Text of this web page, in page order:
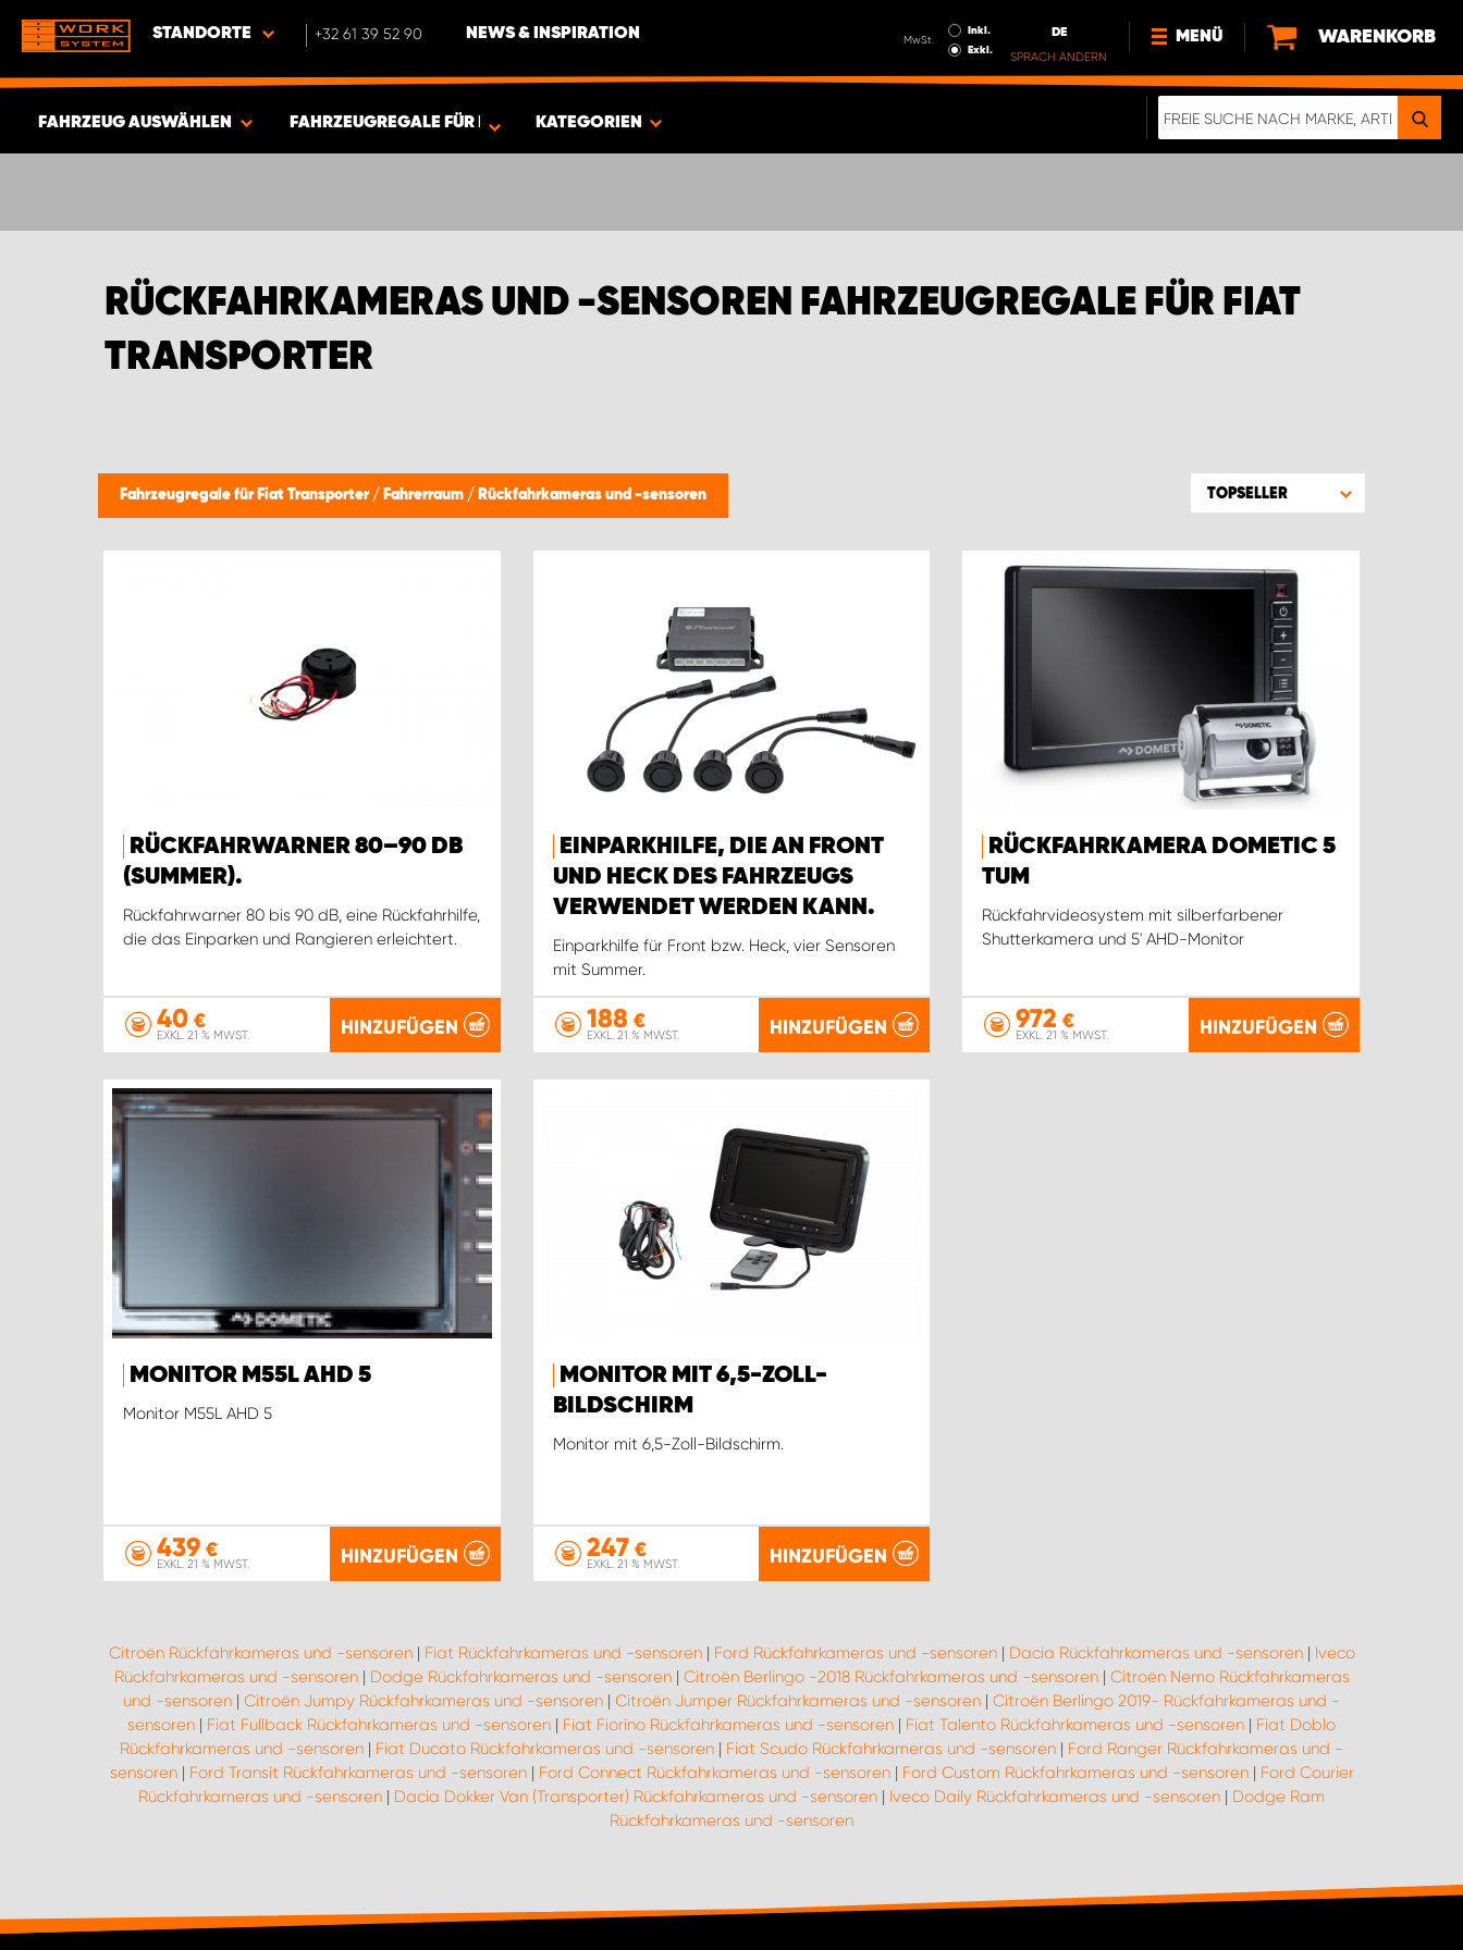
STANDORTE +32 61 39 52 90 NEWS & INSPIRATION MwSt.
Inkl.
Exkl.
DE
SPRACH ÄNDERN
MENÜ
NEWS
WARENKORB
FAHRZEUG AUSWÄHLEN
ARTIKEL
FAHRZEUGREGALE FÜR FIAT TRANSPORTER
KATEGORIEN
RÜCKFAHRKAMERAS UND -SENSOREN FAHRZEUGREGALE FÜR FIAT
TRANSPORTER
Fahrzeugregale für Fiat Transporter / Fahrerraum / Rückfahrkameras und -sensoren TOPSELLER
RÜCKFAHRWARNER 80–90 DB
(SUMMER).
Rückfahrwarner 80 bis 90 dB, eine Rückfahrhilfe,
die das Einparken und Rangieren erleichtert.
40 €
EXKL. 21 % MWST. HINZUFÜGEN
EINPARKHILFE, DIE AN FRONT
UND HECK DES FAHRZEUGS
VERWENDET WERDEN KANN.
Einparkhilfe für Front bzw. Heck, vier Sensoren
mit Summer.
188 €
EXKL. 21 % MWST. HINZUFÜGEN
RÜCKFAHRKAMERA DOMETIC 5
TUM
Rückfahrvideosystem mit silberfarbener
Shutterkamera und 5' AHD-Monitor
972 €
EXKL. 21 % MWST. HINZUFÜGEN
MONITOR M55L AHD 5
Monitor M55L AHD 5
439 €
EXKL. 21 % MWST. HINZUFÜGEN
MONITOR MIT 6,5-ZOLL-
BILDSCHIRM
Monitor mit 6,5-Zoll-Bildschirm.
247€
EXKL. 21 % MWST. HINZUFÜGEN
Citroën Rückfahrkameras und -sensoren| Fiat Rückfahrkameras und -sensoren| Ford Rückfahrkameras und -sensoren| Dacia Rückfahrkameras und -sensoren| Iveco
Rückfahrkameras und -sensoren| Dodge Rückfahrkameras und -sensoren| Citroën Berlingo -2018 Rückfahrkameras und -sensoren| Citroën Nemo Rückfahrkameras
und -sensoren | Citroën Jumpy Rückfahrkameras und -sensoren | Citroën Jumper Rückfahrkameras und -sensoren | Citroën Berlingo 2019- Rückfahrkameras und -
sensoren | Fiat Fullback Rückfahrkameras und -sensoren | Fiat Fiorino Rückfahrkameras und -sensoren | Fiat Talento Rückfahrkameras und -sensoren | Fiat Doblo
Rückfahrkameras und -sensoren | Fiat Ducato Rückfahrkameras und -sensoren | Fiat Scudo Rückfahrkameras und -sensoren | Ford Ranger Rückfahrkameras und -
sensoren| Ford Transit Rückfahrkameras und -sensoren| Ford Connect Rückfahrkameras und -sensoren| Ford Custom Rückfahrkameras und -sensoren| Ford Courier
Rückfahrkameras und -sensoren | Dacia Dokker Van (Transporter) Rückfahrkameras und -sensoren | Iveco Daily Rückfahrkameras und -sensoren | Dodge Ram
Rückfahrkameras und -sensoren